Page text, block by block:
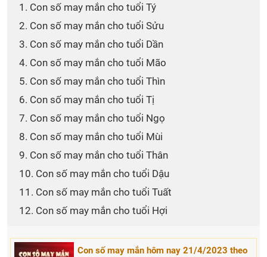
1. Con số may mắn cho tuổi Tý
2. Con số may mắn cho tuổi Sửu
3. Con số may mắn cho tuổi Dần
4. Con số may mắn cho tuổi Mão
5. Con số may mắn cho tuổi Thìn
6. Con số may mắn cho tuổi Tị
7. Con số may mắn cho tuổi Ngọ
8. Con số may mắn cho tuổi Mùi
9. Con số may mắn cho tuổi Thân
10. Con số may mắn cho tuổi Dậu
11. Con số may mắn cho tuổi Tuất
12. Con số may mắn cho tuổi Hợi
Con số may mắn hôm nay 21/4/2023 theo